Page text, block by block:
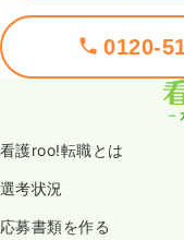
0120-
看護roo!転職とは
選考状況
応募書類を作る